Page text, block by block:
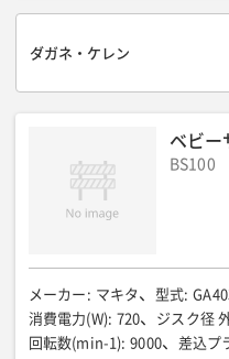
ダガネ・ケレン
ベビ
BS100
メーカー : マキタ 型式:
消費電力(W): 720 ジスク径
回転数(min-1): 9000 差込プ